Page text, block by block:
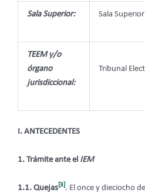
Sala Superior: Sala
TEEM y/o
órgano
jurisdiccional:
Tribunal
I. ANTECEDENTES
1. Trámite ante el IEM
1.1. Quejas[3]. El once y dieciocho